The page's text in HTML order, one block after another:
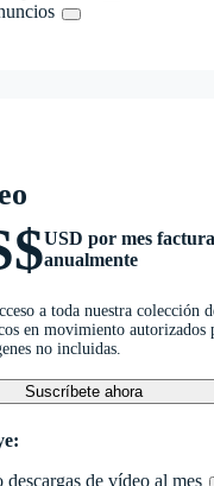
USD por mes
anualmente
a toda nuestra colección
en movimiento autorizados
no incluidas.
Suscríbete ahora
descargas de vídeo al mes